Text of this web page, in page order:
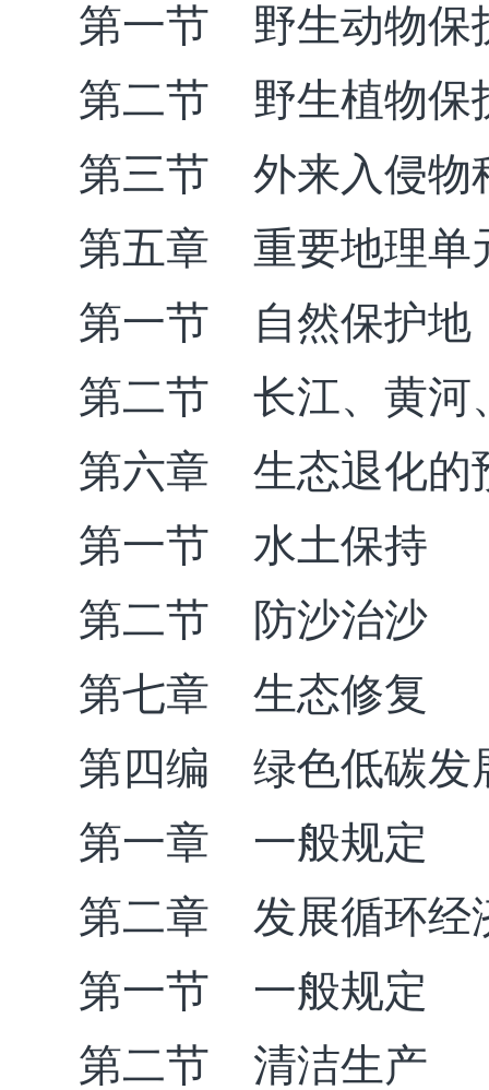
第一节 野生动物保
第二节 野生植物保
第三节 外来入侵物
第五章 重要地理单
第一节 自然保护地
第二节 长江、黄河
第六章 生态退化的
第一节 水土保持
第二节 防沙治沙
第七章 生态修复
第四编 绿色低碳发
第一章 一般规定
第二章 发展循环经
第一节 一般规定
第二节 清洁生产